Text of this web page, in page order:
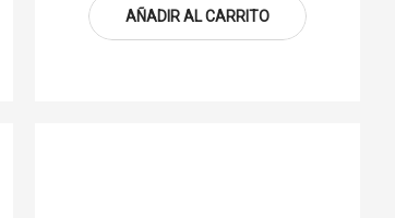
AÑADIR AL CARRITO